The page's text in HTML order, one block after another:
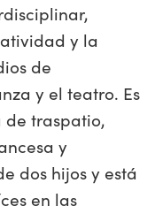
y la
de
y el teatro. Es
traspatio,
y
dos hijos y está
en las